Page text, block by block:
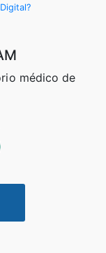
médico de